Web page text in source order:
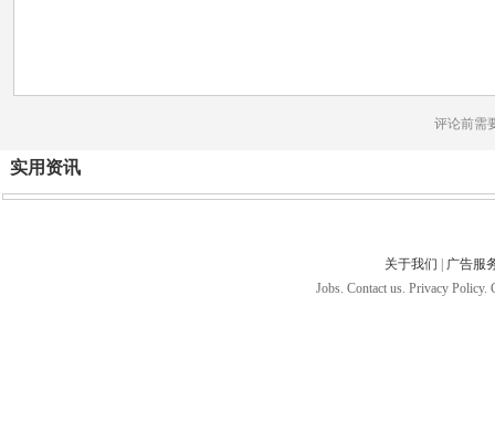
评论前需
实用资讯
关于我们
广告服
Jobs. Contact us. Privacy